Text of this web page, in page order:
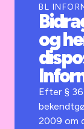
Kurser og
Jobportalen
BL
og
Efter §
2009 om